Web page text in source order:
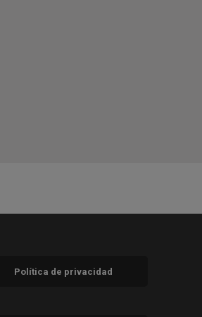
Política de privacidad